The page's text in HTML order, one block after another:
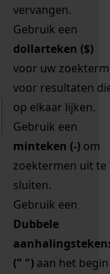
vervangen.
Gebruik een
dollarteken ($)
voor uw zoekterm
voor resultaten
op elkaar lijken.
Gebruik een
minteken (-) om
zoektermen uit te
sluiten.
Gebruik een
Dubbele
(" ") aan het begin